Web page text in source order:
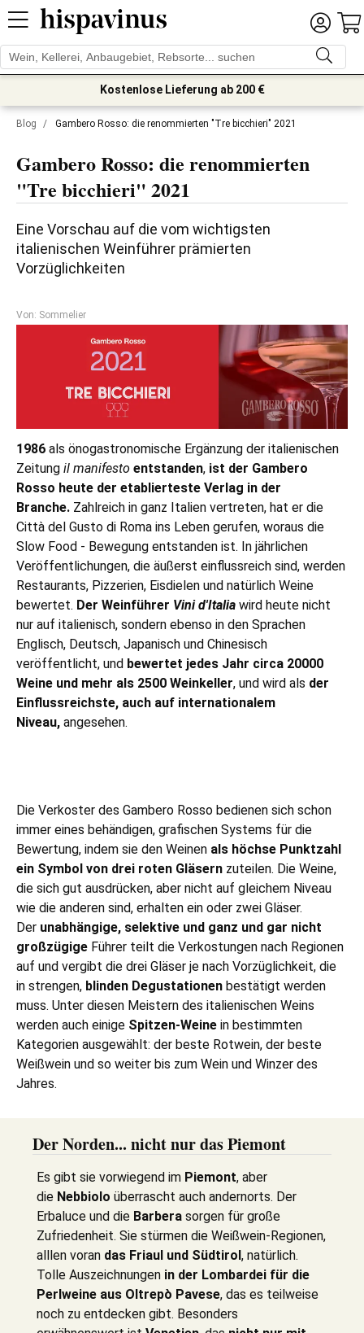
Kostenlose Lieferung ab 200 €
Blog / Gambero Rosso: die renommierten "Tre bicchieri" 2021
Gambero Rosso: die renommierten
"Tre bicchieri" 2021
Eine Vorschau auf die vom wichtigsten
italienischen Weinführer prämierten
Von: Sommelier
1986 als önogastronomische Ergänzung der italienischen
Zeitung il manifesto entstanden, ist der Gambero
Rosso heute der etablierteste Verlag in der
Branche. Zahlreich in ganz Italien vertreten, hat er die
Città del Gusto di Roma ins Leben gerufen, woraus die
Slow Food - Bewegung entstanden ist. In jährlichen
Veröffentlichungen, die äußerst einflussreich sind, werden
Restaurants, Pizzerien, Eisdielen und natürlich Weine
bewertet. Der Weinführer Vini d'Italia wird heute nicht
nur auf italienisch, sondern ebenso in den Sprachen
Englisch, Deutsch, Japanisch und Chinesisch
veröffentlicht, und bewertet jedes Jahr circa 20000
Weine und mehr als 2500 Weinkeller, und wird als der
Einflussreichste, auch auf internationalem
Niveau, angesehen.
Die Verkoster des Gambero Rosso bedienen sich schon
immer eines behändigen, grafischen Systems für die
Bewertung, indem sie den Weinen als höchse Punktzahl
ein Symbol von drei roten Gläsern zuteilen. Die Weine,
die sich gut ausdrücken, aber nicht auf gleichem Niveau
wie die anderen sind, erhalten ein oder zwei Gläser.
Der unabhängige, selektive und ganz und gar nicht
großzügige Führer teilt die Verkostungen nach Regionen
auf und vergibt die drei Gläser je nach Vorzüglichkeit, die
in strengen, blinden Degustationen bestätigt werden
muss. Unter diesen Meistern des italienischen Weins
werden auch einige Spitzen-Weine in bestimmten
Kategorien ausgewählt: der beste Rotwein, der beste
Weißwein und so weiter bis zum Wein und Winzer des
Jahres.
Der Norden... nicht nur das Piemont
Es gibt sie vorwiegend im Piemont, aber
die Nebbiolo überrascht auch andernorts. Der
Erbaluce und die Barbera sorgen für große
Zufriedenheit. Sie stürmen die Weißwein-Regionen,
alllen voran das Friaul und Südtirol, natürlich.
Tolle Auszeichnungen in der Lombardei für die
Perlweine aus Oltrepò Pavese, das es teilweise
noch zu entdecken gibt. Besonders